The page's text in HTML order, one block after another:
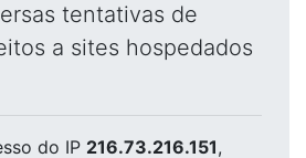
tentativas de
a sites hospedados
do IP 216.73.216.151,